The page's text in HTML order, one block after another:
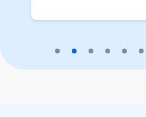
- 特殊需要考生的
及延伸部分的等级
高等级的统计